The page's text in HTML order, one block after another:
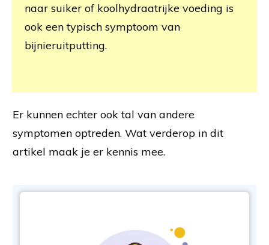
naar suiker of koolhydraatrijke voeding is
ook een typisch symptoom van
bijnieruitputting.
Er kunnen echter ook tal van andere
symptomen optreden. Wat verderop in dit
artikel maak je er kennis mee.